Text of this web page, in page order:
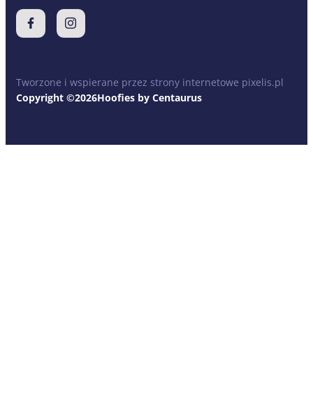
Tworzone i wspierane przez strony internetowe pixelis.pl
Copyright ©2026Hoofies by Centaurus